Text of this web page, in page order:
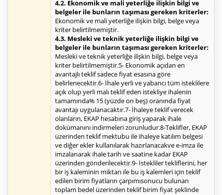
4.2. Ekonomik ve mali yeterliğe ilişkin bilgi ve
belgeler ile bunların taşıması gereken kriterler:
Ekonomik ve mali yeterliğe ilişkin bilgi, belge veya
kriter belirtilmemiştir.
4.3. Mesleki ve teknik yeterliğe ilişkin bilgi ve
belgeler ile bunların taşıması gereken kriterler:
Mesleki ve teknik yeterliğe ilişkin bilgi, belge veya
kriter belirtilmemiştir.5- Ekonomik açıdan en
avantajlı teklif sadece fiyat esasına göre
belirlenecektir.6- İhale yerli ve yabancı tüm isteklilere
açık olup yerli malı teklif eden istekliye ihalenin
tamamında% 15 (yüzde on beş) oranında fiyat
avantajı uygulanacaktır.7- İhaleye teklif verecek
olanların, EKAP hesabına giriş yaparak ihale
dokümanını indirmeleri zorunludur.8-Teklifler, EKAP
üzerinden teklif mektubu ile ihaleye katılım belgesi
ve diğer ekler kullanılarak hazırlanacakve e-imza ile
imzalanarak ihale tarih ve saatine kadar EKAP
üzerinden gönderilecektir.9- İstekliler tekliflerini, her
bir iş kaleminin miktarı ile bu iş kalemleri için teklif
edilen birim fiyatların çarpımısonucu bulunan
toplam bedel üzerinden teklif birim fiyat şeklinde